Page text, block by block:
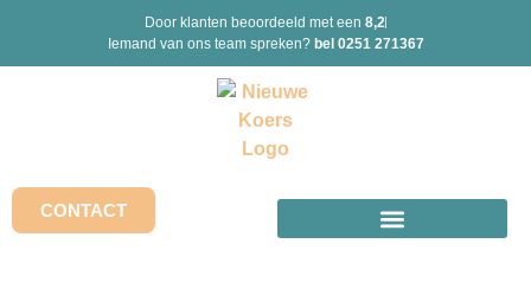
Door klanten beoordeeld met een 8,2
Iemand van ons team spreken? bel 0251 271367
CONTACT